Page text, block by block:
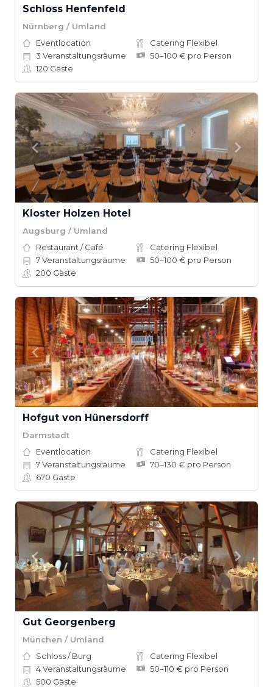
Schloss Henfenfeld
Nürnberg / Umland
Eventlocation
Catering Flexibel
3 Veranstaltungsräume
50–100 € pro Person
120 Gäste
Kloster Holzen Hotel
Augsburg / Umland
Restaurant / Café
Catering Flexibel
7Veranstaltungsräume
50–100 € pro Person
200 Gäste
Hofgut von Hünersdorff
Darmstadt
Eventlocation
Catering Flexibel
7Veranstaltungsräume
70–130 € pro Person
670 Gäste
Gut Georgenberg
München / Umland
Schloss / Burg
Catering Flexibel
4Veranstaltungsräume
50–110 € pro Person
500 Gäste